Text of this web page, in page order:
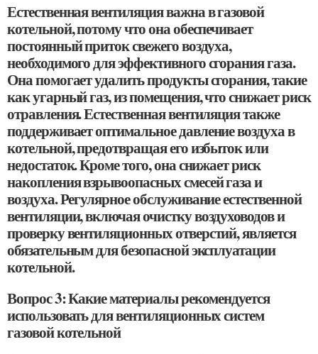
Естественная вентиляция важна в газовой
котельной, потому что она обеспечивает
постоянный приток свежего воздуха,
необходимого для эффективного сгорания газа.
Она помогает удалить продукты сгорания, такие
как угарный газ, из помещения, что снижает риск
отравления. Естественная вентиляция также
поддерживает оптимальное давление воздуха в
котельной, предотвращая его избыток или
недостаток. Кроме того, она снижает риск
накопления взрывоопасных смесей газа и
воздуха. Регулярное обслуживание естественной
вентиляции, включая очистку воздуховодов и
проверку вентиляционных отверстий, является
обязательным для безопасной эксплуатации
котельной.
Вопрос 3: Какие материалы рекомендуется
использовать для вентиляционных систем
газовой котельной